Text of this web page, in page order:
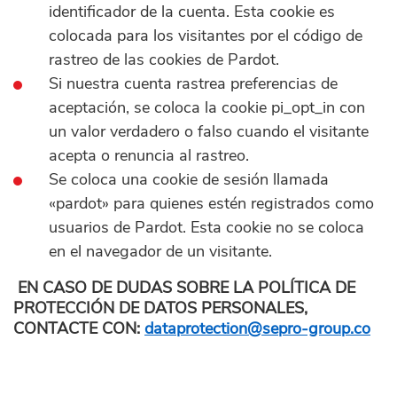
identificador de la cuenta. Esta cookie es
colocada para los visitantes por el código de
rastreo de las cookies de Pardot.
Si nuestra cuenta rastrea preferencias de
aceptación, se coloca la cookie pi_opt_in con
un valor verdadero o falso cuando el visitante
acepta o renuncia al rastreo.
Se coloca una cookie de sesión llamada
«pardot» para quienes estén registrados como
usuarios de Pardot. Esta cookie no se coloca
en el navegador de un visitante.
EN CASO DE DUDAS SOBRE LA POLÍTICA DE
PROTECCIÓN DE DATOS PERSONALES,
CONTACTE CON: dataprotection@sepro-group.co